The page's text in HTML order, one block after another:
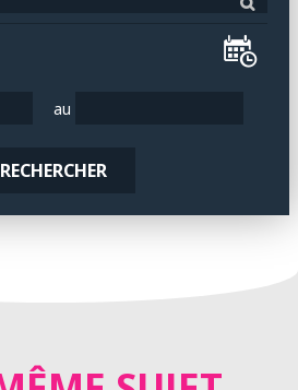
au
RECHERCHER